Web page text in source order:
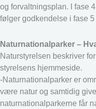
og forvaltningsplan. I fase
følger godkendelse i fase
Naturnationalparker –
Naturstyrelsen beskriver
styrelsens hjemmeside.
-Naturnationalparker er
være natur og samtidig
naturnationalparkerne får